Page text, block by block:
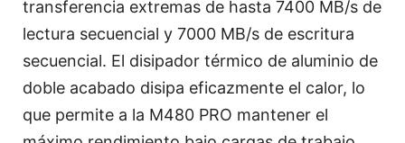
transferencia extremas de hasta 7400 MB/s de
lectura secuencial y 7000 MB/s de escritura
secuencial. El disipador térmico de aluminio de
doble acabado disipa eficazmente el calor, lo
que permite a la M480 PRO mantener el